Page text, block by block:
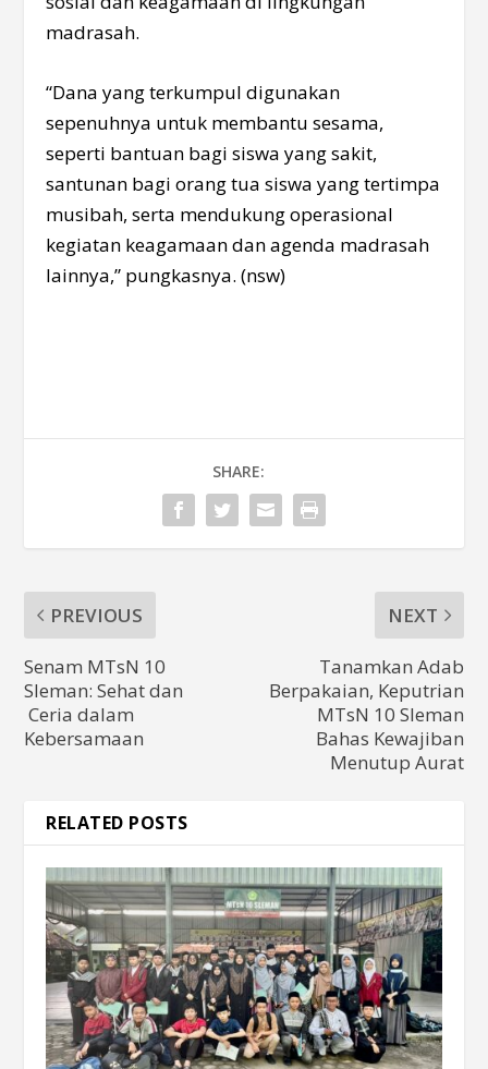
madrasah.
“Dana yang terkumpul digunakan
sepenuhnya untuk membantu sesama,
seperti bantuan bagi siswa yang sakit,
santunan bagi orang tua siswa yang tertimpa
musibah, serta mendukung operasional
kegiatan keagamaan dan agenda madrasah
lainnya,” pungkasnya. (nsw)
SHARE:
PREVIOUS
Senam MTsN 10
Sleman: Sehat dan
Ceria dalam
Kebersamaan
NEXT
Tanamkan Adab
Berpakaian, Keputrian
MTsN 10 Sleman
Bahas Kewajiban
Menutup Aurat
RELATED POSTS